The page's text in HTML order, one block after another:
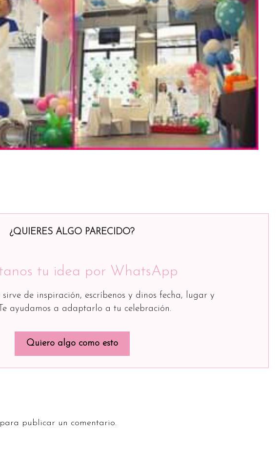
¿QUIERES ALGO PARECIDO?
tu idea por WhatsApp
sirve de inspiración, escríbenos y dinos fecha, lugar y
ayudamos a adaptarlo a tu celebración.
Quiero algo como esto
publicar un comentario.